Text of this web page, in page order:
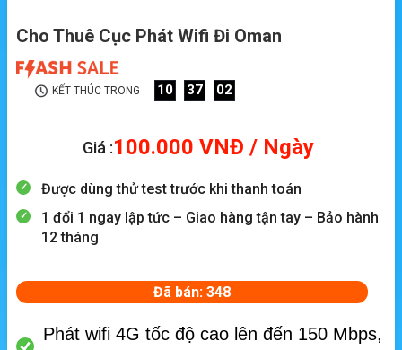
Cho Thuê Cục Phát Wifi Đi Oman
KẾT THÚC TRONG 10 37 01
Giá :100.000 VNĐ / Ngày
Được dùng thử test trước khi thanh toán
1 đổi 1 ngay lập tức – Giao hàng tận tay – Bảo hành
12 tháng
Đã bán: 348
Phát wifi 4G tốc độ cao lên đến 150 Mbps,